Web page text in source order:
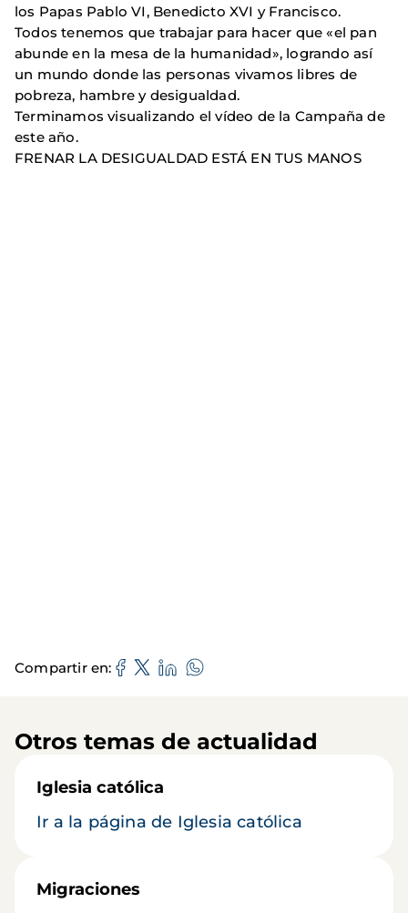
los Papas Pablo VI, Benedicto XVI y Francisco.
Todos tenemos que trabajar para hacer que «el pan
abunde en la mesa de la humanidad», logrando así
un mundo donde las personas vivamos libres de
pobreza, hambre y desigualdad.
Terminamos visualizando el vídeo de la Campaña de
este año.
FRENAR LA DESIGUALDAD ESTÁ EN TUS MANOS
Compartir en
Otros temas de actualidad
Iglesia católica
Ir a la página de Iglesia católica
Migraciones